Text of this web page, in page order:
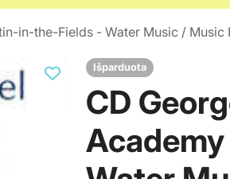
in-the-Fields - Water Music /
Išparduota
CD